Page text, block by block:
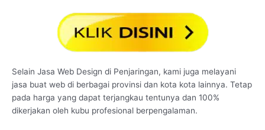
Selain Jasa Web Design di Penjaringan, kami juga melayani
jasa buat web di berbagai provinsi dan kota kota lainnya. Tetap
pada harga yang dapat terjangkau tentunya dan 100%
dikerjakan oleh kubu profesional berpengalaman.